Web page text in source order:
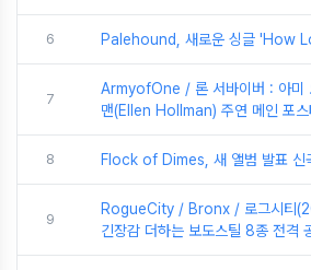
6 Palehound, 새로운 싱글 'How
7
ArmyofOne / 론 서바이버 : 아미
맨(Ellen Hollman) 주연 메인 포스
8 Flock of Dimes, 새 앨범 발표 신
9
RogueCity / Bronx / 로그시티
긴장감 더하는 보도스틸 8종 전격